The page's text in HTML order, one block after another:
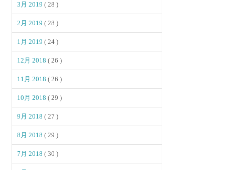
3月 2019( 28 )
2月 2019( 28 )
1月 2019( 24 )
12月 2018( 26 )
11月 2018( 26 )
10月 2018( 29 )
9月 2018( 27 )
8月 2018( 29 )
7月 2018( 30 )